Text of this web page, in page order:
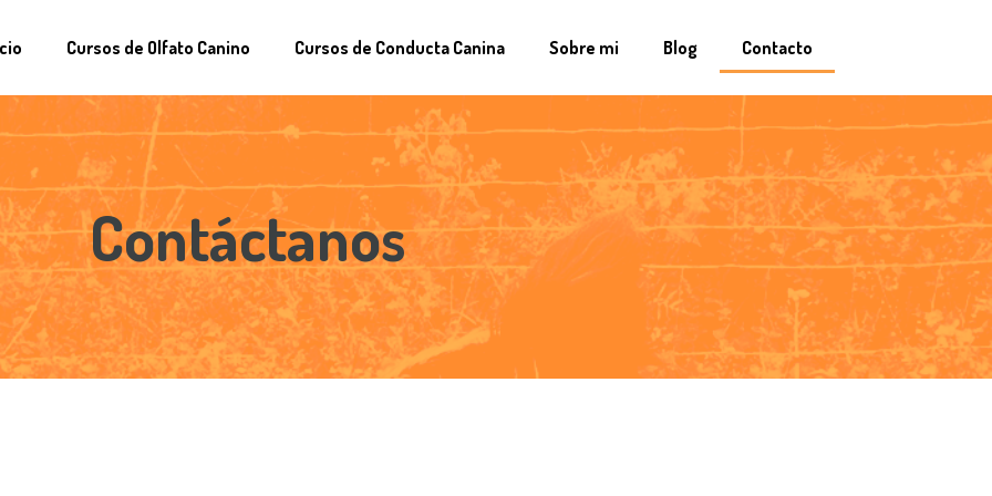
Cursos de Olfato Canino Cursos de Conducta Canina Sobre mi Blog Contacto
Contáctanos